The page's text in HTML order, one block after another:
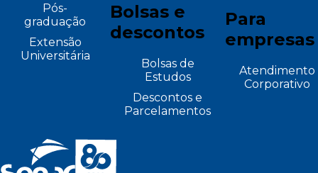
Pós-
graduação
Extensão
Universitária
Bolsas e
descontos
Bolsas de
Estudos
Descontos e
Parcelamentos
Para
empresas
Atendimento
Corporativo